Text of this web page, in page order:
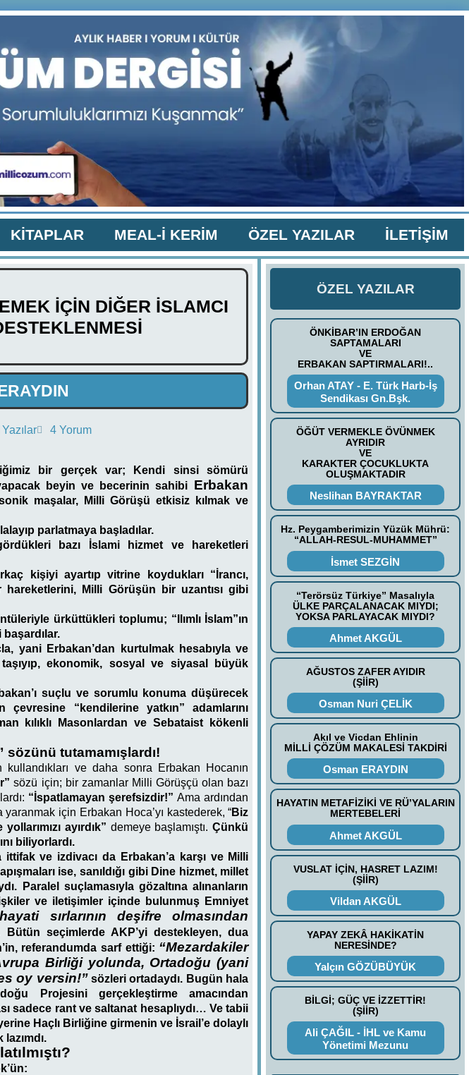
KİTAPLAR MEAL-İ KERİM ÖZEL YAZILAR İLETİŞİM
İÇİN DİĞER İSLAMCI
4 Yorum
bir gerçek var; Kendi sinsi sömürü
beyin ve becerinin sahibi Erbakan
maşalar, Milli Görüşü etkisiz kılmak ve
parlatmaya başladılar.
bazı İslami hizmet ve hareketleri
kişiyi ayartıp vitrine koydukları “İrancı,
hareketlerini, Milli Görüşün bir uzantısı gibi
ürküttükleri toplumu; “Ilımlı İslam”ın
yani Erbakan’dan kurtulmak hesabıyla ve
ekonomik, sosyal ve siyasal büyük
suçlu ve sorumlu konuma düşürecek
çevresine “kendilerine yatkın” adamlarını
kılıklı Masonlardan ve Sebataist kökenli
tutamamışlardı!
ve daha sonra Erbakan Hocanın
sözü için; bir zamanlar Milli Görüşçü olan bazı
“İspatlamayan şerefsizdir!”Ama ardından
için Erbakan Hoca’yı kastederek, “Biz
ayırdık” demeye başlamıştı.Çünkü
biliyorlardı.
ittifak ve izdivacı da Erbakan’a karşı ve Milli
ise, sanıldığı gibi Dine hizmet, millet
Paralel suçlamasıyla gözaltına alınanların
ve iletişimler içinde bulunmuş Emniyet
sırlarının deşifre olmasından
Bütün seçimlerde AKP’yi destekleyen, dua
referandumda sarf ettiği: “Mezardakiler
Birliği yolunda, Ortadoğu (yani
oy versin!”sözleri ortadaydı. Bugün hala
Projesini gerçekleştirme amacından
sadece rant ve saltanat hesaplıydı… Ve tabii
Haçlı Birliğine girmenin ve İsrail’e dolaylı
ÖZEL YAZILAR
ÖNKİBAR’IN ERDOĞAN
SAPTAMALARI
VE
ERBAKAN SAPTIRMALARI!..
Orhan ATAY - E. Türk Harb-İş
Sendikası Gn.Bşk.
ÖĞÜT VERMEKLE ÖVÜNMEK
AYRIDIR
VE
KARAKTER ÇOCUKLUKTA
OLUŞMAKTADIR
Neslihan BAYRAKTAR
Hz. Peygamberimizin Yüzük Mührü:
“ALLAH-RESUL-MUHAMMET”
İsmet SEZGİN
“Terörsüz Türkiye” Masalıyla
ÜLKE PARÇALANACAK MIYDI;
YOKSA PARLAYACAK MIYDI?
Ahmet AKGÜL
AĞUSTOS ZAFER AYIDIR
(ŞİİR)
Osman Nuri ÇELİK
Akıl ve Vicdan Ehlinin
MİLLİ ÇÖZÜM MAKALESİ TAKDİRİ
Osman ERAYDIN
HAYATIN METAFİZİKİ VE RÜ’YALARIN
MERTEBELERİ
Ahmet AKGÜL
VUSLAT İÇİN, HASRET LAZIM!
(ŞİİR)
Vildan AKGÜL
YAPAY ZEKÂ HAKİKATİN
NERESİNDE?
Yalçın GÖZÜBÜYÜK
BİLGİ; GÜÇ VE İZZETTİR!
(ŞİİR)
Ali ÇAĞIL - İHL ve Kamu
Yönetimi Mezunu